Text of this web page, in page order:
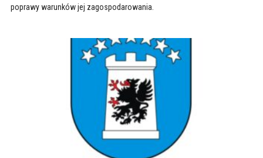
poprawy warunków jej zagospodarowania.